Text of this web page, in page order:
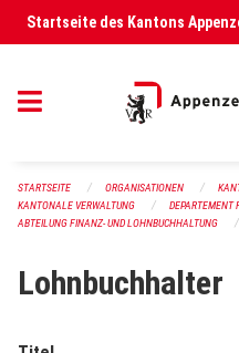
Navigation überspringen
Startseite des Kantons
STARTSEITE ORGANISATIONEN
KANTONALE VERWALTUNG
DEPARTEMENT
ABTEILUNG FINANZ- UND LOHNBUCHHALTUNG
Lohnbuchhalter